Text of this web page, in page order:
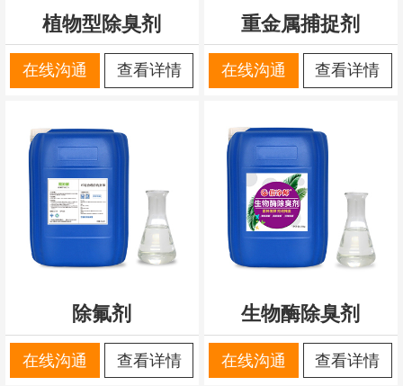
植物型除臭剂
在线沟通 查看详情
重金属捕捉剂
在线沟通 查看详情
除氟剂
在线沟通 查看详情
生物酶除臭剂
在线沟通 查看详情